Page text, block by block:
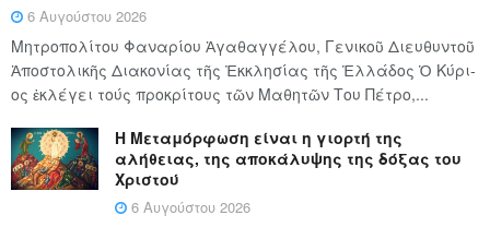
6 Αυγούστου 2026
Μητροπολίτου Φαναρίου Ἀγαθαγγέλου, Γενικοῦ Διευθυντοῦ
Ἀποστολικῆς Διακονίας τῆς Ἐκκλησίας τῆς Ἑλλάδος Ὁ Κύ­ρι­
ος ἐκλέγει τούς προ­κρί­τους τῶν Μα­θη­τῶν Του Πέ­τρο,...
Η Μεταμόρφωση είναι η γιορτή της
αλήθειας, της αποκάλυψης της δόξας του
Χριστού
6 Αυγούστου 2026